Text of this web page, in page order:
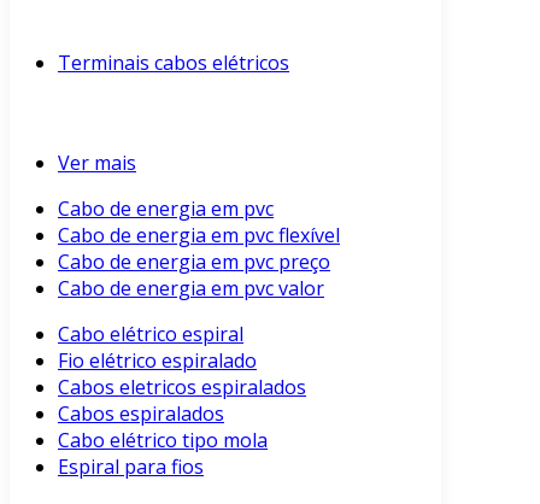
Terminais cabos elétricos
Ver mais
Cabo de energia em pvc
Cabo de energia em pvc flexível
Cabo de energia em pvc preço
Cabo de energia em pvc valor
Cabo elétrico espiral
Fio elétrico espiralado
Cabos eletricos espiralados
Cabos espiralados
Cabo elétrico tipo mola
Espiral para fios